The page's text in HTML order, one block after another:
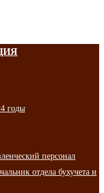
годы
персонал
отдела бухучета и